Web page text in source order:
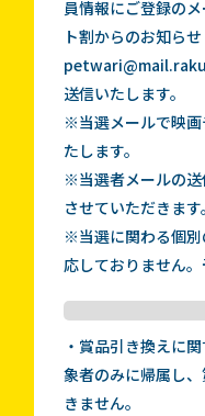
員情報にご登録の
ト割からのお知ら
送信いたします。
※当選メールで映
たします。
※当選者メールの送
させていただきます。
※当選に関わる個
応しておりません。
・賞品引き換えに
象者のみに帰属し
きません。